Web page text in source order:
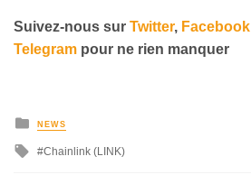
Suivez-nous sur Twitter, Facebook
Telegram pour ne rien manquer
NEWS
Chainlink (LINK)